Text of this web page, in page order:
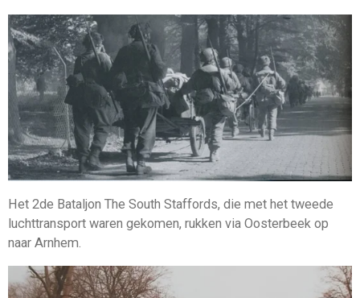
Het 2de Bataljon The South Staffords, die met het tweede
luchttransport waren gekomen, rukken via Oosterbeek op
naar Arnhem.